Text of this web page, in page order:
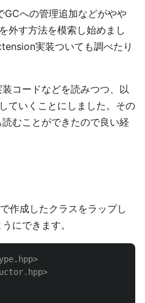
GCへの管理追加などがやや
外す方法を模索し始めまし
実装ついても調べたり
コードなどを読みつつ、以
ていくことにしました。その
むことができたので良い経
作成したクラスをラップし
にできます。